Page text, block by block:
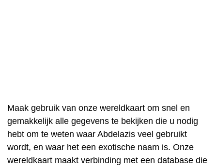
Maak gebruik van onze wereldkaart om snel en
gemakkelijk alle gegevens te bekijken die u nodig
hebt om te weten waar Abdelazis veel gebruikt
wordt, en waar het een exotische naam is. Onze
wereldkaart maakt verbinding met een database die